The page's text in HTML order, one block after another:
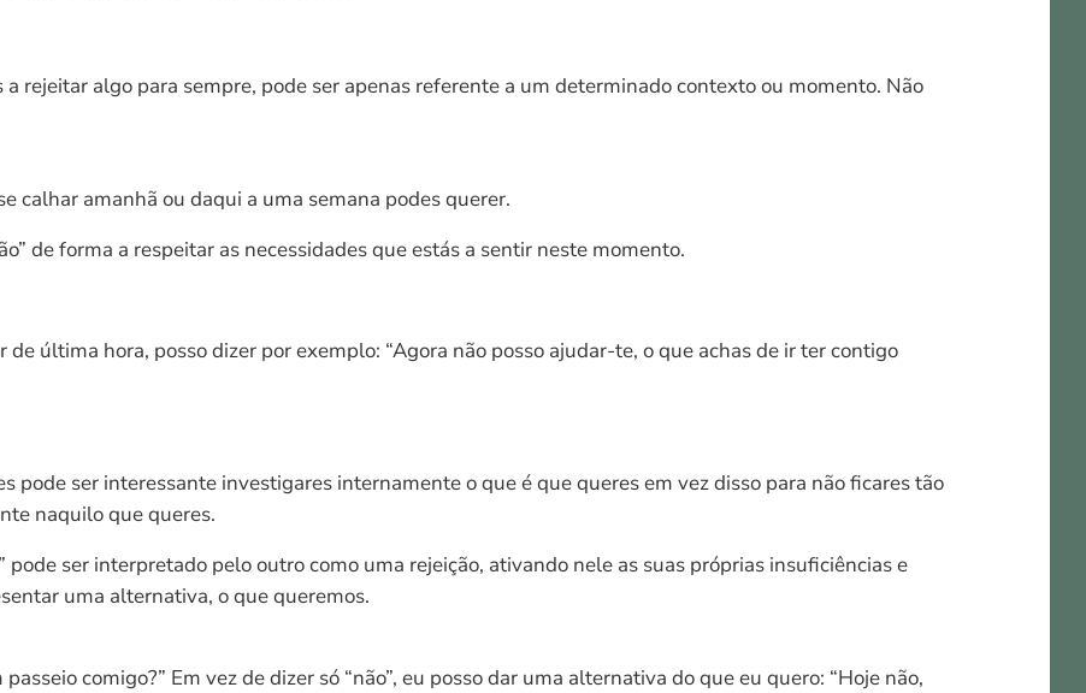
a rejeitar algo para sempre, pode ser apenas referente a um determinado contexto ou momento. Não
calhar amanhã ou daqui a uma semana podes querer.
de forma a respeitar as necessidades que estás a sentir neste momento.
última hora, posso dizer por exemplo: “Agora não posso ajudar-te, o que achas de ir ter contigo
pode ser interessante investigares internamente o que é que queres em vez disso para não ficares tão
naquilo que queres.
pode ser interpretado pelo outro como uma rejeição, ativando nele as suas próprias insuficiências e
uma alternativa, o que queremos.
comigo?” Em vez de dizer só “não”, eu posso dar uma alternativa do que eu quero: “Hoje não,